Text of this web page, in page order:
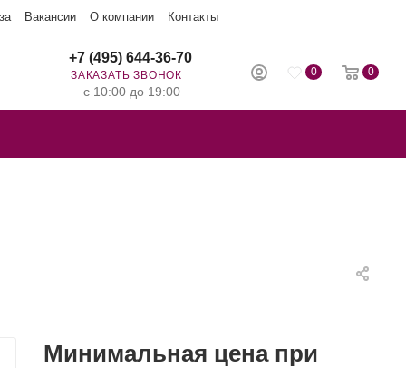
Вакансии О компании Контакты
0 0
+7 (495) 644-36-70
ЗАКАЗАТЬ ЗВОНОК
с 10:00 до 19:00
Минимальная цена при